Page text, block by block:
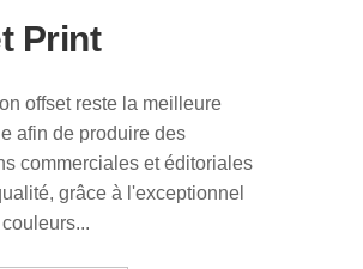
Print
offset reste la meilleure
afin de produire des
commerciales et éditoriales
grâce à l'exceptionnel